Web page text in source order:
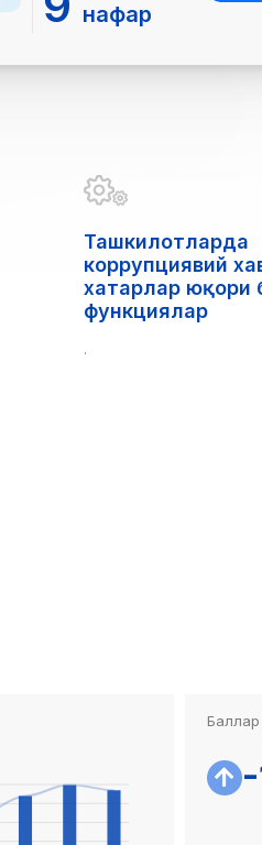
нафар
Ташкилотларда
коррупциявий
хатарлар юқори
функциялар
.
-